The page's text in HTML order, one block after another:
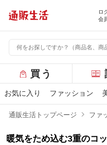
ロ
会
ー
バ
ュ
買う
お気に入り ファッション
通販生活トップページ ファ
暖気をため込む3重のコ